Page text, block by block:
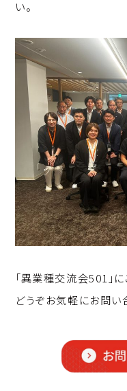
い。
「異業種交流会501」
どうぞお気軽にお問い